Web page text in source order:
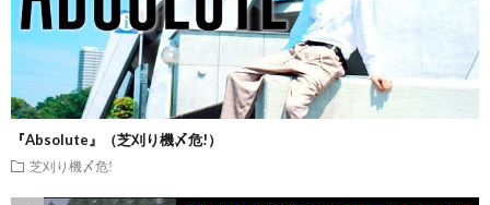
『Absolute』（芝刈り機〆危!）
芝刈り機〆危!